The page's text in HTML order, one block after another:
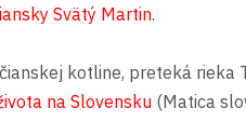
Svätý Martin.
kotline, preteká rieka
na Slovensku (Matica